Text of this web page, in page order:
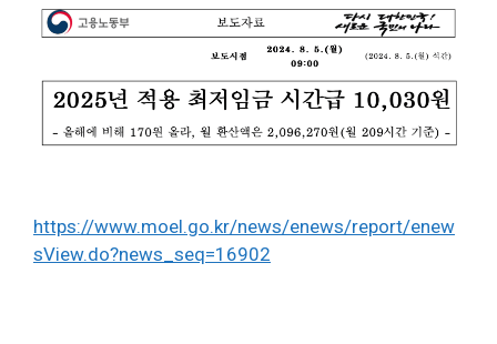
https://www.moel.go.kr/news/enews/report/enew
sView.do?news_seq=16902